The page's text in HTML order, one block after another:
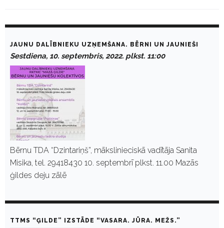
a
e
2
JAUNU DALĪBNIEKU UZŅEMŠANA. BĒRNI UN JAUNIEŠI
Sestdiena, 10. septembris, 2022. plkst. 11:00
Bērnu TDA “Dzintariņš”, mākslinieciskā vadītāja Sanita
Misika, tel. 29418430 10. septembrī plkst. 11.00 Mazās
ģildes deju zālē
TTMS “ĢILDE” IZSTĀDE “VASARA. JŪRA. MEŽS.”